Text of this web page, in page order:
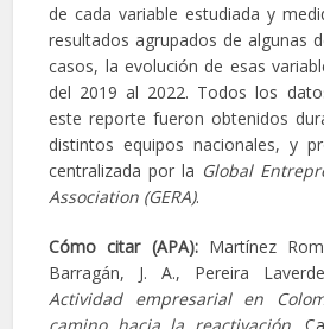
de cada variable estudiada y
resultados agrupados de algunas
casos, la evolución de esas
del 2019 al 2022. Todos los
este reporte fueron obtenidos
distintos equipos nacionales, y
centralizada por la Global
Association (GERA).
Cómo citar (APA):Martínez
Barragán, J. A., Pereira
Actividad empresarial en